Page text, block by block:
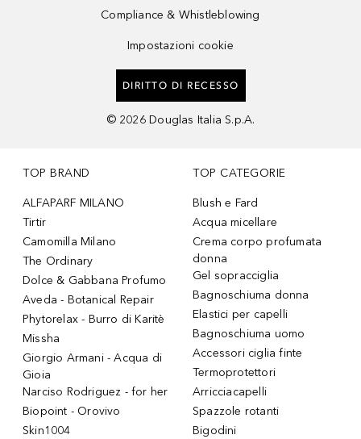
Compliance & Whistleblowing
Impostazioni cookie
DIRITTO DI RECESSO
© 2026 Douglas Italia S.p.A.
TOP BRAND
ALFAPARF MILANO
Tirtir
Camomilla Milano
The Ordinary
Dolce & Gabbana Profumo
Aveda - Botanical Repair
Phytorelax - Burro di Karitè
Missha
Giorgio Armani - Acqua di
Gioia
Narciso Rodriguez - for her
Biopoint - Orovivo
Skin1004
TOP CATEGORIE
Blush e Fard
Acqua micellare
Crema corpo profumata
donna
Gel sopracciglia
Bagnoschiuma donna
Elastici per capelli
Bagnoschiuma uomo
Accessori ciglia finte
Termoprotettori
Arricciacapelli
Spazzole rotanti
Bigodini